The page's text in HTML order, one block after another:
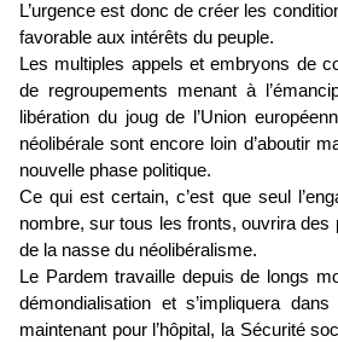
L’urgence est donc de créer les
favorable aux intérêts du peuple.
Les multiples appels et embryons de
de regroupements menant à
libération du joug de l’Union
néolibérale sont encore loin d’aboutir
nouvelle phase politique.
Ce qui est certain, c’est que seul
nombre, sur tous les fronts, ouvrira
de la nasse du néolibéralisme.
Le Pardem travaille depuis de longs
démondialisation et s’impliquera
maintenant pour l’hôpital, la Sécurité